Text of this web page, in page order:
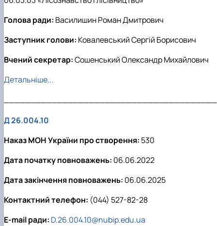
Голова ради: Василишин Роман Дмитрович
Заступник голови: Ковалевський Сергій Борисович
Вчений секретар:Сошенський Олександр Михайлович
Детальніше...
Д 26.004.10
Наказ МОН України про створення: 530
Дата початку повноважень: 06.06.2022
Дата закінчення повноважень: 06.06.2025
Контактний телефон: (044) 527-82-28
E-mail ради: D.26.004.10@nubip.edu.ua